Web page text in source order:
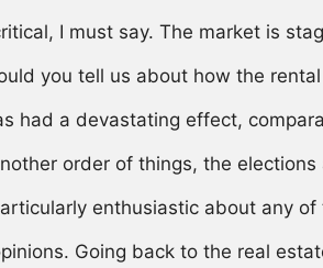
I must say. The market is
you tell us about how the
had a devastating effect,
order of things, the
enthusiastic about any
Going back to the real